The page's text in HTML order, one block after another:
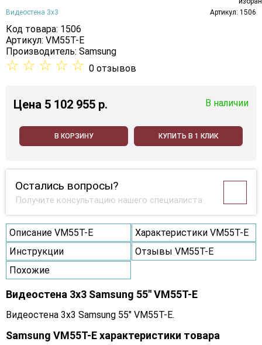
Видеостена 3х3 Артикул: 1506
Код товара: 1506
Артикул: VM55T-E
Производитель: Samsung
☆ ☆ ☆ ☆ ☆ 0 отзывов
Цена 5 102 955 p. В наличии
В КОРЗИНУ КУПИТЬ В 1 КЛИК
Остались вопросы?
Получите консультацию нашего специалиста
Описание VM55T-E
Характеристики VM55T-E
Инструкции
Отзывы VM55T-E
Похожие
Видеостена 3x3 Samsung 55" VM55T-E
Видеостена 3x3 Samsung 55" VM55T-E.
Samsung VM55T-E характеристики товара